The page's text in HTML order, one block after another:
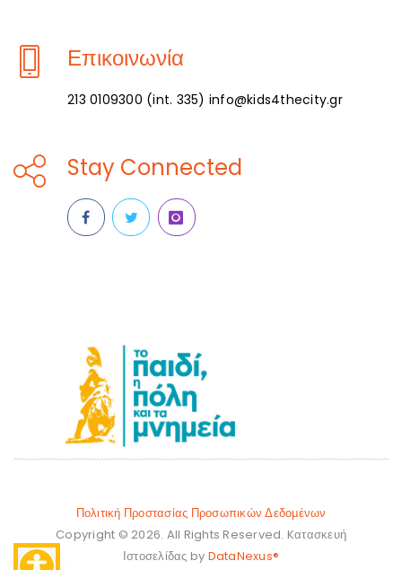
Επικοινωνία
213 0109300 (int. 335) info@kids4thecity.gr
Stay Connected
Πολιτική Προστασίας Προσωπικών Δεδομένων
Copyright © 2026. All Rights Reserved. Kατασκευή
Ιστοσελίδας by DataNexus®